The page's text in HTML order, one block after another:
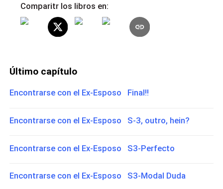
Comparitr los libros en:
Último capítulo
Encontrarse con el Ex-Esposo Final!!
Encontrarse con el Ex-Esposo S-3, outro, hein?
Encontrarse con el Ex-Esposo S3-Perfecto
Encontrarse con el Ex-Esposo S3-Modal Duda